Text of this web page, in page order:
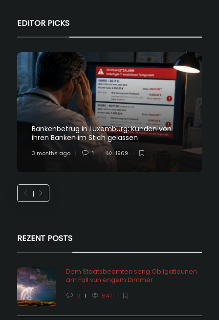
EDITOR PICKS
Bankenbetrug in Luxemburg: Kunden von
ihren Banken im Stich gelassen
3 months ago 1 1969
REZENT POSTS
Dem Staatsbeamten seng Obligatiounen
am Fall vun engem Dimmer
0 647